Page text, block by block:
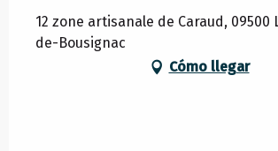
12 zone artisanale de Caraud, 09500
de-Bousignac
Cómo llegar